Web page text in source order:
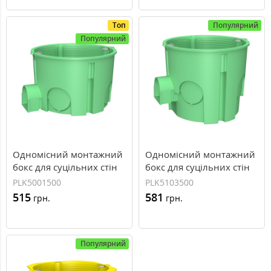
Топ
Популярний
Одномісний монтажний
бокс для суцільних стін
PLANK 65x45 MB001
(PLK5001500)
PLK5001500
515 грн.
Популярний
Одномісний монтажний
бокс для суцільних стін
PLANK 65x60 MB003
(PLK5103500)
PLK5103500
581 грн.
Популярний